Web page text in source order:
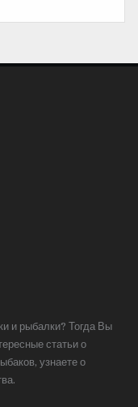
и рыбалки? Тогда Вы
статьи о
узнаете о